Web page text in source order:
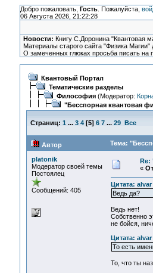
Добро пожаловать, Гость. Пожалуйста,
06 Августа 2026, 21:22:28
Новости: Книгу С.Доронина "Квантовая
Материалы старого сайта "Физика
О замеченных глюках просьба писать на
Квантовый Портал
Тематические разделы
Философия(Модератор:
"Бесспорная квантовая
Страниц: 1 ... 3 4[5] 6 7 ... 29 Все
Автор Тема:
platonik
Модератор своей темы
Постоялец
Сообщений: 405
Re:
«
Цитата:
Ведь да?
Ведь нет!
Собственно
не бойся,
Цитата:
То есть
То, что ты